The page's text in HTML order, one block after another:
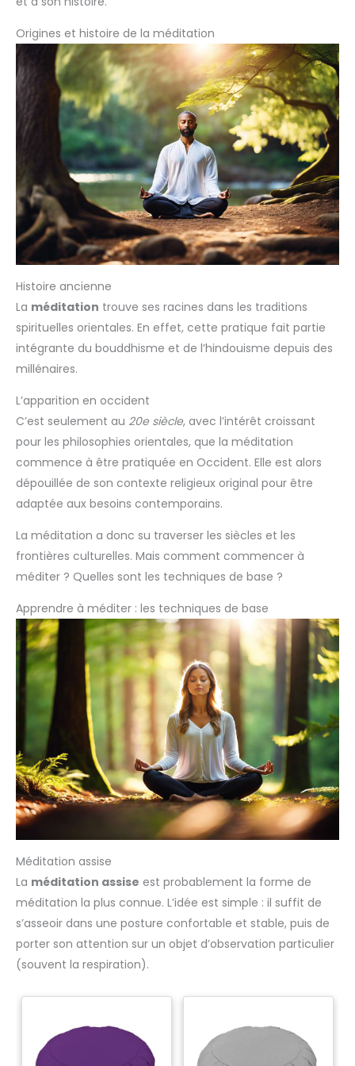
Origines et histoire de la méditation
Histoire ancienne
La méditation trouve ses racines dans les traditions
spirituelles orientales. En effet, cette pratique fait partie
intégrante du bouddhisme et de l’hindouisme depuis des
millénaires.
L’apparition en occident
C’est seulement au 20e siècle, avec l’intérêt croissant
pour les philosophies orientales, que la méditation
commence à être pratiquée en Occident. Elle est alors
dépouillée de son contexte religieux original pour être
adaptée aux besoins contemporains.
La méditation a donc su traverser les siècles et les
frontières culturelles. Mais comment commencer à
méditer ? Quelles sont les techniques de base ?
Apprendre à méditer : les techniques de base
Méditation assise
La méditation assise est probablement la forme de
méditation la plus connue. L’idée est simple : il suffit de
s’asseoir dans une posture confortable et stable, puis de
porter son attention sur un objet d’observation particulier
(souvent la respiration).